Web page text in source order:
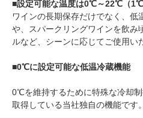
■設定可能な温度は0℃～22℃（1℃
ワインの長期保存だけでなく、低
や、スパークリングワインを飲み
ルなど、シーンに応じてご使用い
■0℃に設定可能な低温冷蔵機能
0℃を維持するために特殊な冷却
取得している当社独自の機能です。